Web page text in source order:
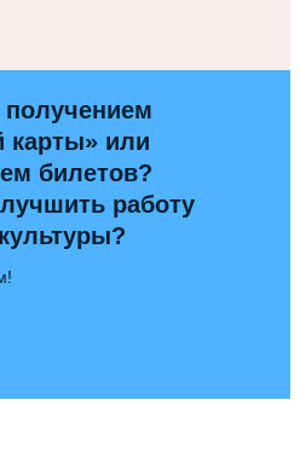
карты» или
билетов?
работу